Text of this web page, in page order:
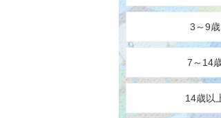
3～9歳
7～14
14歳以